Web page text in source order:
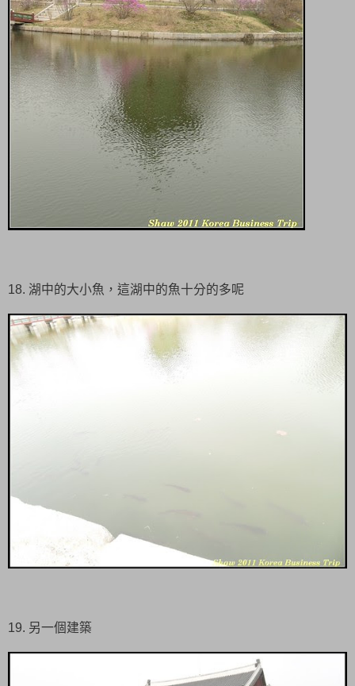
18. 湖中的大小魚，這湖中的魚十分的多呢
19. 另一個建築